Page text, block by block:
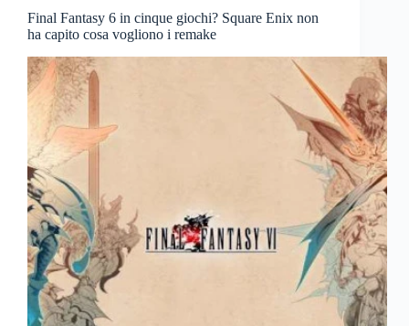
Final Fantasy 6 in cinque giochi? Square Enix non
ha capito cosa vogliono i remake